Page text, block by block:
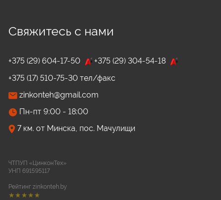
ЧТПУП «ЦинконТех»
УНП 691595117
Рейтинг zinkonteh.by
★★★★★
Свяжитесь с нами
+375 (29) 604-17-50
+375 (29) 304-54-18
+375 (17) 510-75-30 тел/факс
zinkonteh@gmail.com
Пн-пт 9:00 - 18:00
7 км. от Минска, пос. Мачулищи